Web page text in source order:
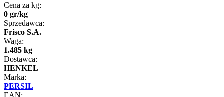
Cena za kg:
0 gr/kg
Sprzedawca:
Frisco S.A.
Waga:
1.485 kg
Dostawca:
HENKEL
Marka:
PERSIL
EAN: